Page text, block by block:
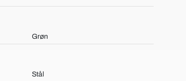
Grøn
Stål